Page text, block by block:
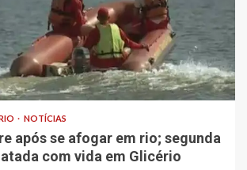
NOTÍCIAS
após se afogar em rio; segunda
com vida em Glicério